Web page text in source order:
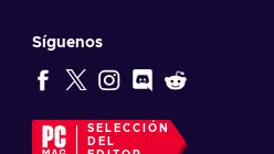
Síguenos
SELECCIÓN
DEL